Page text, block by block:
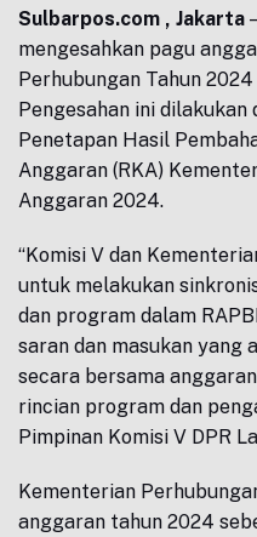
Sulbarpos.com , Jakarta
mengesahkan pagu
Perhubungan Tahun
Pengesahan ini dilakukan
Penetapan Hasil
Anggaran (RKA)
Anggaran 2024.
“Komisi V dan
untuk melakukan
dan program dalam
saran dan masukan yang
secara bersama
rincian program dan
Pimpinan Komisi V DPR
Kementerian
anggaran tahun 2024